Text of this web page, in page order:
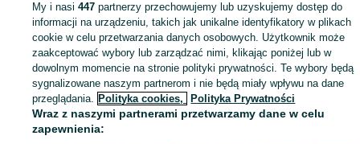
Mapa miejscowości
Mapa ministron
Popularne wyszukiwania
My i nasi447 partnerzy przechowujemy lub uzyskujemy dostęp do
informacji na urządzeniu, takich jak unikalne identyfikatory w plikach
cookie w celu przetwarzania danych osobowych. Użytkownik może
zaakceptować wybory lub zarządzać nimi, klikając poniżej lub w
dowolnym momencie na stronie polityki prywatności. Te wybory będą
sygnalizowane naszym partnerom i nie będą miały wpływu na dane
przeglądania. Polityka cookies, Polityka Prywatności
Wraz z naszymi partnerami przetwarzamy dane w celu
zapewnienia: